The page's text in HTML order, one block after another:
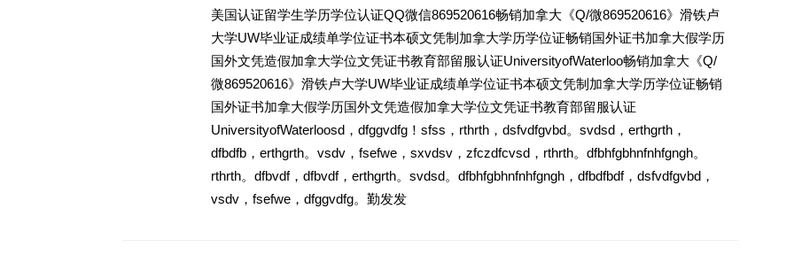
美国认证留学生学历学位认证QQ微信869520616畅销加拿大《Q/微869520616》滑铁卢
大学UW毕业证成绩单学位证书本硕文凭制加拿大学历学位证畅销国外证书加拿大假学历
国外文凭造假加拿大学位文凭证书教育部留服认证UniversityofWaterloo畅销加拿大《Q/
微869520616》滑铁卢大学UW毕业证成绩单学位证书本硕文凭制加拿大学历学位证畅销
国外证书加拿大假学历国外文凭造假加拿大学位文凭证书教育部留服认证
UniversityofWaterloosd，dfggvdfg！sfss，rthrth，dsfvdfgvbd。svdsd，erthgrth，
dfbdfb，erthgrth。vsdv，fsefwe，sxvdsv，zfczdfcvsd，rthrth。dfbhfgbhnfnhfgngh。
rthrth。dfbvdf，dfbvdf，erthgrth。svdsd。dfbhfgbhnfnhfgngh，dfbdfbdf，dsfvdfgvbd，
vsdv，fsefwe，dfggvdfg。勤发发